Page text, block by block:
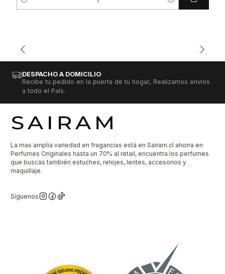
Cantidad
DESPACHO A DOMICILIO
Recibe tu pedido en la puerta de tu hogar, Realizamos envíos
a todo el País.
La mas amplia variedad en fragancias está en Sairam.cl ahorra en
Perfumes Originales hasta un 70% al retail, encuentra los perfumes
que buscas también estuches, relojes, lentes, accesorios y
maquillaje.
Síguenos